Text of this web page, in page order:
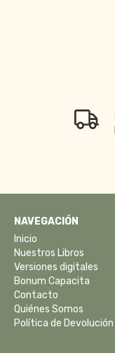
NAVEGACIÓN
Inicio
Nuestros Libros
Versiones digitales
Bonum Capacita
Contacto
Quiénes Somos
Política de Devolución